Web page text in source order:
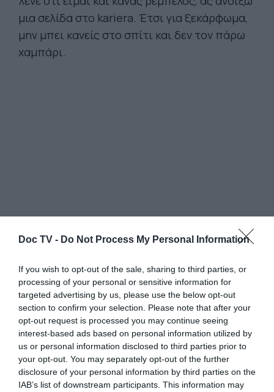
Doc TV - Do Not Process My Personal Information
If you wish to opt-out of the sale, sharing to third parties, or
processing of your personal or sensitive information for
targeted advertising by us, please use the below opt-out
section to confirm your selection. Please note that after your
opt-out request is processed you may continue seeing
interest-based ads based on personal information utilized by
us or personal information disclosed to third parties prior to
your opt-out. You may separately opt-out of the further
disclosure of your personal information by third parties on the
IAB’s list of downstream participants. This information may
μια σελίδα στο kariera. Έτσι για ξεκάρφωμα,
μην μπει κανείς στο σπίτι και δεν τον πάρω
χαμπάρι.
θα βρώ, δεν γίνεται. Μέχρι τότε, έχω κάτι
απορίες για τους Δύο Ξένους. Για κάποιο
λόγο, θέλω να μάθω, τί κάνει αυτή η
Παπούλια. Αλλά πρώτα ας βάλω λίγο τις
καλύτερες ατάκες της Μαρκορά στο youtube
με την Φαλκονέρα, να έχω κάτι να ακούω.
Είναι αστείο, πως λύνονται όλα μου τα